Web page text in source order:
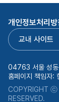
개인정보처리방
교내 사이트
04763 서울 성동
홈페이지 책임자:
COPYRIGHT ⓒ
RESERVED.